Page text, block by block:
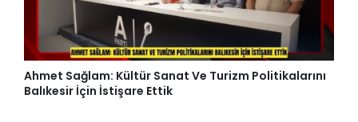
Ahmet Sağlam: Kültür Sanat Ve Turizm Politikalarını
Balıkesir İçin İstişare Ettik